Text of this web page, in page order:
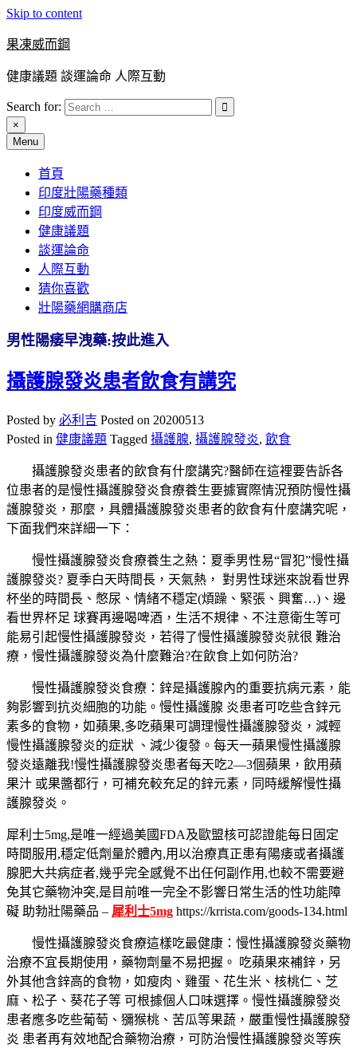
Skip to content
果凍威而鋼
健康議題 談運論命 人際互動
Search for:
×
Menu
首頁
印度壯陽藥種類
印度威而鋼
健康議題
談運論命
人際互動
猜你喜歡
壯陽藥網購商店
男性陽痿早洩藥:按此進入
攝護腺發炎患者飲食有講究
Posted by 必利吉 Posted on 20200513
Posted in 健康議題 Tagged 攝護腺, 攝護腺發炎, 飲食
攝護腺發炎患者的飲食有什麼講究?醫師在這裡要告訴各
位患者的是慢性攝護腺發炎食療養生要據實際情況預防慢性攝
護腺發炎，那麼，具體攝護腺發炎患者的飲食有什麼講究呢，
下面我們來詳細一下：
慢性攝護腺發炎食療養生之熱：夏季男性易“冒犯”慢性攝
護腺發炎? 夏季白天時間長，天氣熱， 對男性球迷來說看世界
杯坐的時間長、憋尿、情緒不穩定(煩躁、緊張、興奮…)、邊
看世界杯足 球賽再邊喝啤酒，生活不規律、不注意衛生等可
能易引起慢性攝護腺發炎，若得了慢性攝護腺發炎就很 難治
療，慢性攝護腺發炎為什麼難治?在飲食上如何防治?
慢性攝護腺發炎食療：鋅是攝護腺內的重要抗病元素，能
夠影響到抗炎細胞的功能。慢性攝護腺 炎患者可吃些含鋅元
素多的食物，如蘋果,多吃蘋果可調理慢性攝護腺發炎，減輕
慢性攝護腺發炎的症狀 、減少復發。每天一蘋果慢性攝護腺
發炎遠離我!慢性攝護腺發炎患者每天吃2—3個蘋果，飲用蘋
果汁 或果醬都行，可補充較充足的鋅元素，同時緩解慢性攝
護腺發炎。
犀利士5mg,是唯一經過美國FDA及歐盟核可認證能每日固定
時間服用,穩定低劑量於體內,用以治療真正患有陽痿或者攝護
腺肥大共病症者,幾乎完全感覺不出任何副作用,也較不需要避
免其它藥物沖突,是目前唯一完全不影響日常生活的性功能障
礙 助勃壯陽藥品 – 犀利士5mg https://krrista.com/goods-134.html
慢性攝護腺發炎食療這樣吃最健康：慢性攝護腺發炎藥物
治療不宜長期使用，藥物劑量不易把握。 吃蘋果來補鋅，另
外其他含鋅高的食物，如瘦肉、雞蛋、花生米、核桃仁、芝
麻、松子、葵花子等 可根據個人口味選擇。慢性攝護腺發炎
患者應多吃些葡萄、獼猴桃、苦瓜等果蔬，嚴重慢性攝護腺發
炎 患者再有效地配合藥物治療，可防治慢性攝護腺發炎等疾